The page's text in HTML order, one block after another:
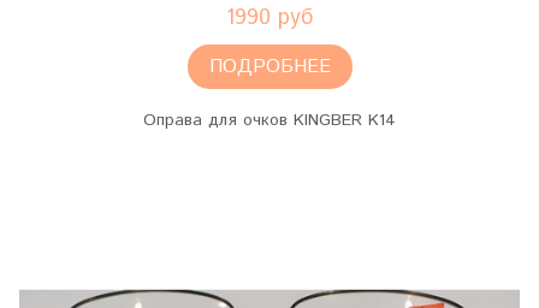
1990 руб
ПОДРОБНЕЕ
Оправа для очков KINGBER K14